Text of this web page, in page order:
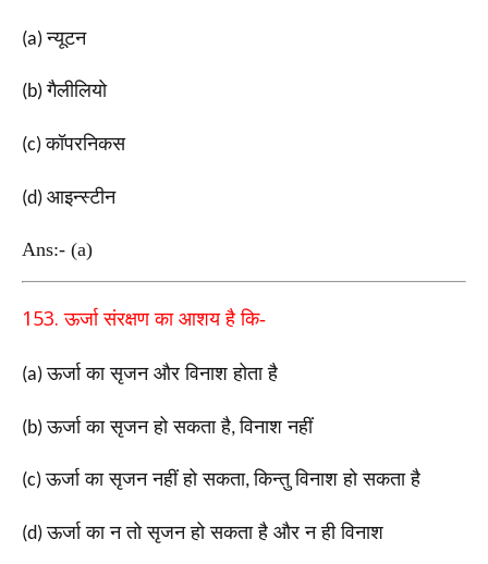
(a)न्यूटन
(b)गैलीलियो
(c)कॉपरनिकस
(d) आइन्स्टीन
Ans:- (a)
153.ऊर्जा संरक्षण का आशय है कि-
(a)ऊर्जा का सृजन और विनाश होता है
(b)ऊर्जा का सृजन हो सकता है,विनाश नहीं
(c)ऊर्जा का सृजन नहीं हो सकता,किन्तु विनाश हो सकता है
(d)ऊर्जा का न तो सृजन हो सकता है और न ही विनाश